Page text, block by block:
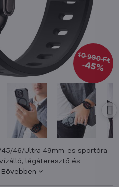
10 990 Ft
45%
45/46/Ultra 49mm-es sportóra
légáteresztő és
Bővebben